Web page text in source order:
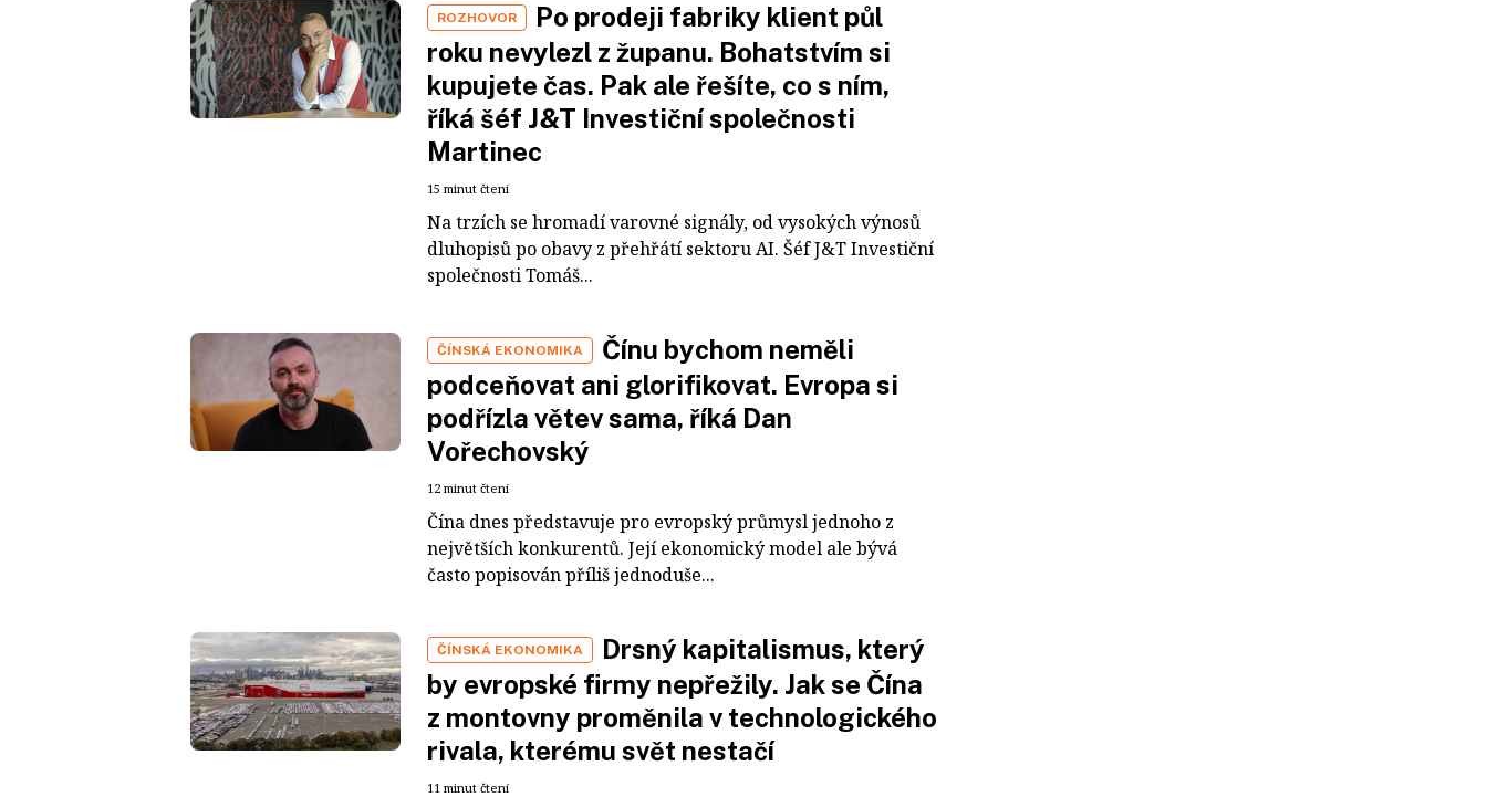
ROZHOVOR
Po prodeji fabriky klient půl
roku nevylezl z županu. Bohatstvím si
kupujete čas. Pak ale řešíte, co s ním,
říká šéf J&T Investiční společnosti
Martinec
15 minut čtení
Na trzích se hromadí varovné signály, od vysokých výnosů
dluhopisů po obavy z přehřátí sektoru AI. Šéf J&T Investiční
společnosti Tomáš...
ČÍNSKÁ EKONOMIKA
Čínu bychom neměli
podceňovat ani glorifikovat. Evropa si
podřízla větev sama, říká Dan
Vořechovský
12 minut čtení
Čína dnes představuje pro evropský průmysl jednoho z
největších konkurentů. Její ekonomický model ale bývá
často popisován příliš jednoduše...
ČÍNSKÁ EKONOMIKA
Drsný kapitalismus, který
by evropské firmy nepřežily. Jak se Čína
z montovny proměnila v technologického
rivala, kterému svět nestačí
11 minut čtení